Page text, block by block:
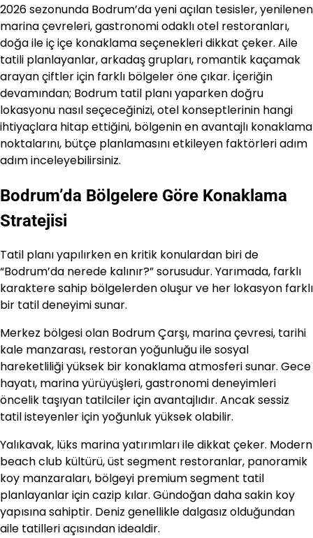
2026 sezonunda Bodrum’da yeni açılan tesisler, yenilenen
marina çevreleri, gastronomi odaklı otel restoranları,
doğa ile iç içe konaklama seçenekleri dikkat çeker. Aile
tatili planlayanlar, arkadaş grupları, romantik kaçamak
arayan çiftler için farklı bölgeler öne çıkar. İçeriğin
devamından; Bodrum tatil planı yaparken doğru
lokasyonu nasıl seçeceğinizi, otel konseptlerinin hangi
ihtiyaçlara hitap ettiğini, bölgenin en avantajlı konaklama
noktalarını, bütçe planlamasını etkileyen faktörleri adım
adım inceleyebilirsiniz.
Bodrum’da Bölgelere Göre Konaklama
Stratejisi
Tatil planı yapılırken en kritik konulardan biri de
“Bodrum’da nerede kalınır?” sorusudur. Yarımada, farklı
karaktere sahip bölgelerden oluşur ve her lokasyon farklı
bir tatil deneyimi sunar.
Merkez bölgesi olan Bodrum Çarşı, marina çevresi, tarihi
kale manzarası, restoran yoğunluğu ile sosyal
hareketliliği yüksek bir konaklama atmosferi sunar. Gece
hayatı, marina yürüyüşleri, gastronomi deneyimleri
öncelik taşıyan tatilciler için avantajlıdır. Ancak sessiz
tatil isteyenler için yoğunluk yüksek olabilir.
Yalıkavak, lüks marina yatırımları ile dikkat çeker. Modern
beach club kültürü, üst segment restoranlar, panoramik
koy manzaraları, bölgeyi premium segment tatil
planlayanlar için cazip kılar. Gündoğan daha sakin koy
yapısına sahiptir. Deniz genellikle dalgasız olduğundan
aile tatilleri açısından idealdir.